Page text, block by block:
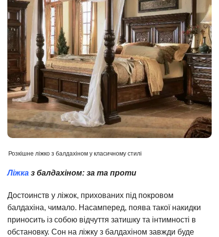
Розкішне ліжко з балдахіном у класичному стилі
Ліжка з балдахіном: за та проти
Достоинств у ліжок, прихованих під покровом
балдахіна, чимало. Насамперед, поява такої накидки
приносить із собою відчуття затишку та інтимності в
обстановку. Сон на ліжку з балдахіном завжди буде